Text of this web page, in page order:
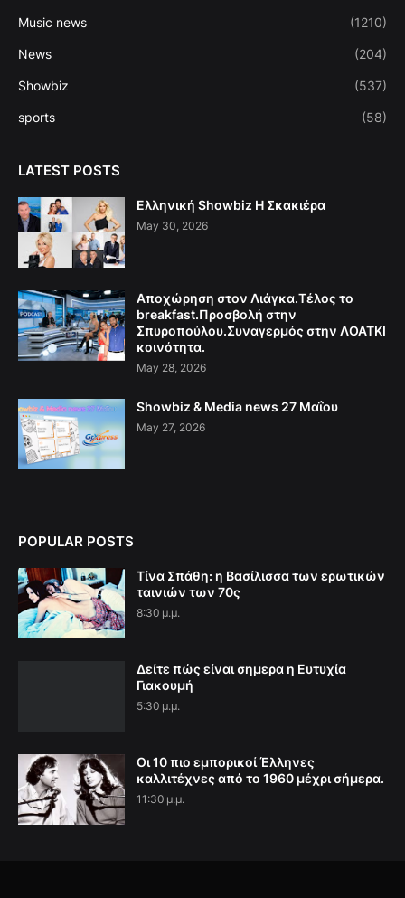
Music news (1210)
News (204)
Showbiz (537)
sports (58)
LATEST POSTS
Ελληνική Showbiz Η Σκακιέρα
May 30, 2026
Αποχώρηση στον Λιάγκα.Τέλος το
breakfast.Προσβολή στην
Σπυροπούλου.Συναγερμός στην ΛΟΑΤΚΙ
κοινότητα.
May 28, 2026
Showbiz & Media news 27 Μαΐου
May 27, 2026
POPULAR POSTS
Τίνα Σπάθη: η Βασίλισσα των ερωτικών
ταινιών των 70ς
8:30 μ.μ.
Δείτε πώς είναι σημερα η Ευτυχία
Γιακουμή
5:30 μ.μ.
Οι 10 πιο εμπορικοί Έλληνες
καλλιτέχνες από το 1960 μέχρι σήμερα.
11:30 μ.μ.